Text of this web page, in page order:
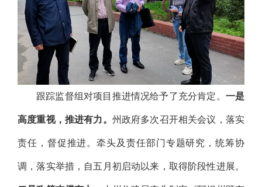
跟踪监督组对项目推进情况给予了充分肯定。 一是
高度重视，推进有力。 州政府多次召开相关会议，落实
责任，督促推进。牵头及责任部门专题研究，统筹协
调，落实举措，自五月初启动以来，取得阶段性进展。